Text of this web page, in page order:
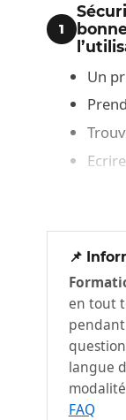
1
Un
Livre
d’un
pour
votre
📌
en tout
pendant
langue
FAQ